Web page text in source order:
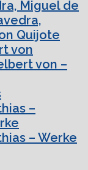
Miguel de
Quijote
von
von –
–
– Werke